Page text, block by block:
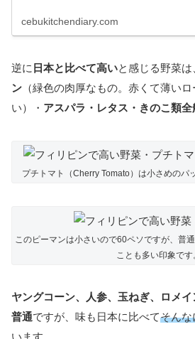
cebukitchendiary.com
逆に 日本と比べて高いと感じる野菜は
ン （緑色の肉厚なもの。赤くて薄い
い）・ アスパラ・レタス・きのこ類全
プチトマト（Cherry Tomato）は小さめのパ
このピーマンは小さいので60ペソですが、普
ことも多い印象です
ヤングコーン、人参、玉ねぎ、ロメイ
普通ですが、味も日本に比べてそんな
います。